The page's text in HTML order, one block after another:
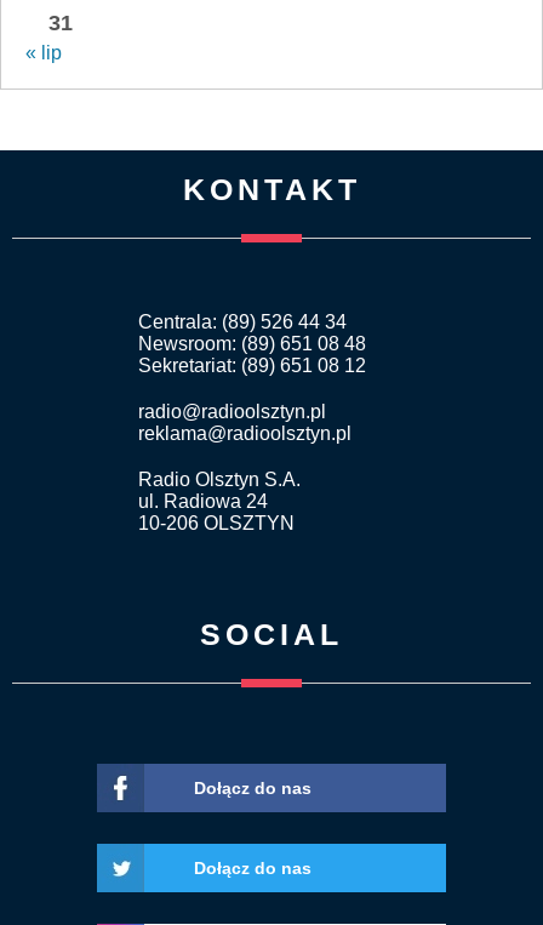
31
« lip
KONTAKT
Centrala: (89) 526 44 34
Newsroom: (89) 651 08 48
Sekretariat: (89) 651 08 12
radio@radioolsztyn.pl
reklama@radioolsztyn.pl
Radio Olsztyn S.A.
ul. Radiowa 24
10-206 OLSZTYN
SOCIAL
Dołącz do nas
Dołącz do nas